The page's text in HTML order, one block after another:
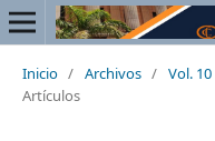
Inicio / Archivos / Vol.
Artículos